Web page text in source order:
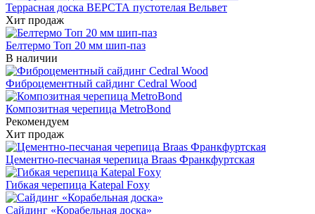
Террасная доска ВЕРСТА пустотелая Вельвет
Хит продаж
Белтермо Топ 20 мм шип-паз
В наличии
Фиброцементный сайдинг Cedral Wood
Композитная черепица MetroBond
Рекомендуем
Хит продаж
Цементно-песчаная черепица Braas Франкфуртская
Гибкая черепица Katepal Foxy
Сайдинг «Корабельная доска»